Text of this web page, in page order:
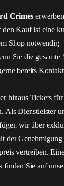
Crimes
den Kauf ist eine
Shop notwendig
Sie die gesamte
bereits
hinaus Tickets für
Als Dienstleister
wir über
der
vertreiben.
finden Sie auf